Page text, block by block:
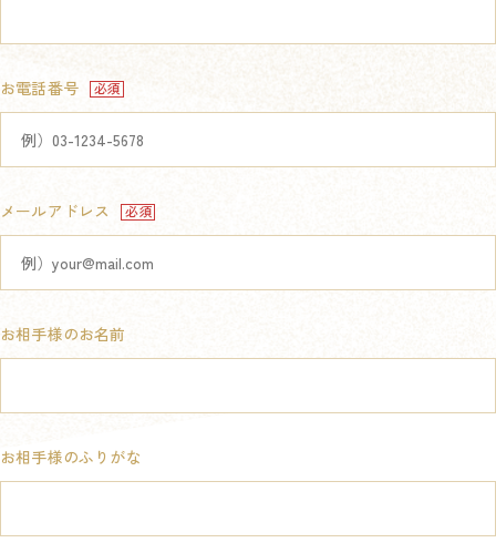
お電話番号
メールアドレス
お相手様のお名前
お相手様のふりがな